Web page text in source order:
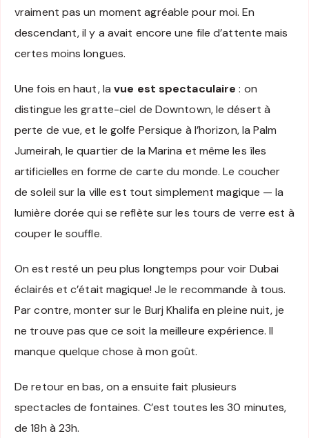
vraiment pas un moment agréable pour moi. En
descendant, il y a avait encore une file d’attente mais
certes moins longues.
Une fois en haut, lavue est spectaculaire : on
distingue les gratte-ciel de Downtown, le désert à
perte de vue, et le golfe Persique à l’horizon, la Palm
Jumeirah, le quartier de la Marina et même les îles
artificielles en forme de carte du monde. Le coucher
de soleil sur la ville est tout simplement magique — la
lumière dorée qui se reflète sur les tours de verre est à
couper le souffle.
On est resté un peu plus longtemps pour voir Dubai
éclairés et c’était magique! Je le recommande à tous.
Par contre, monter sur le Burj Khalifa en pleine nuit, je
ne trouve pas que ce soit la meilleure expérience. Il
manque quelque chose à mon goût.
De retour en bas, on a ensuite fait plusieurs
spectacles de fontaines. C’est toutes les 30 minutes,
de 18h à 23h.